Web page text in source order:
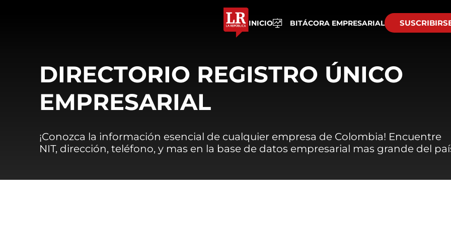
INICIO BITÁCORA EMPRESARIAL
DIRECTORIO REGISTRO ÚNICO
EMPRESARIAL
¡Conozca la información esencial de cualquier empresa de Colombia! Encuentre
NIT, dirección, teléfono, y mas en la base de datos empresarial mas grande del